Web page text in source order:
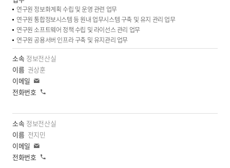
업
무,
이
메
일,
전
화
번
호,
무
연구원 정보화계획 수립 및 운영 관련 업무
연구원 통합정보시스템 등 원내 업무시스템 구축 및 유지 관리 업무
연구원 소프트웨어 정책 수립 및 라이선스 관리 업무
연구원 공용서버 인프라 구축 및 유지관리 업무
정보전산실
권상훈
일전
정보전산실
전지민
일전